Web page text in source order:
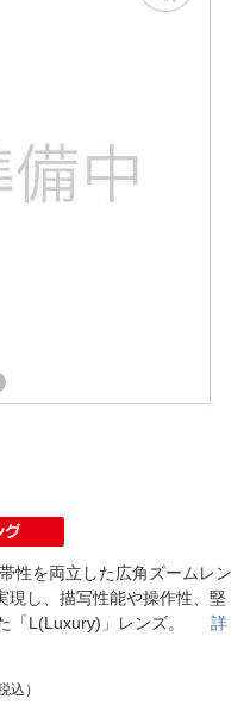
性を両立した広角ズームレン
現し、描写性能や操作性、堅
「L(Luxury)」レンズ。 詳
込）